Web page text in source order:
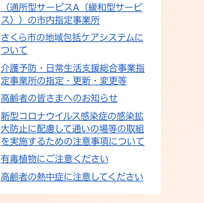
（通所型サービスA（緩和型サービ
ス））の市内指定事業所
さくら市の地域包括ケアシステムに
ついて
介護予防・日常生活支援総合事業指
定事業所の指定・更新・変更等
高齢者の皆さまへのお知らせ
新型コロナウイルス感染症の感染拡
大防止に配慮して通いの場等の取組
を実施するための注意事項について
有毒植物にご注意ください
高齢者の熱中症に注意してください